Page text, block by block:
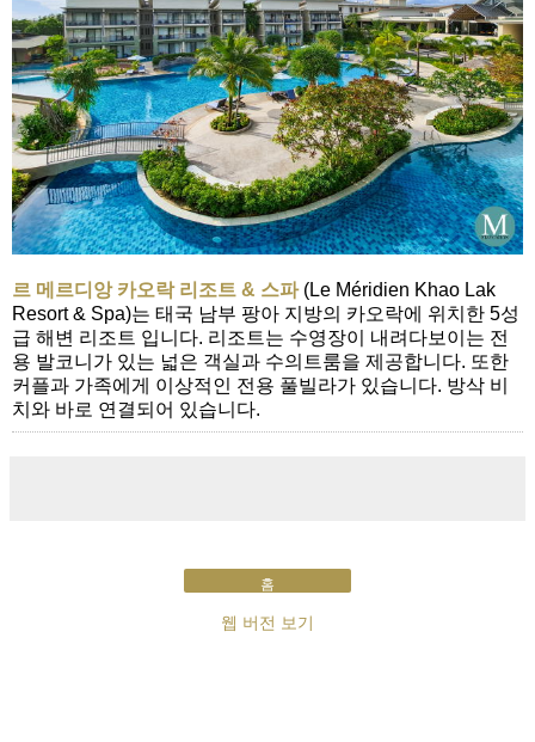
르 메르디앙 카오락 리조트 & 스파(Le Méridien Khao Lak
Resort & Spa)는 태국 남부 팡아 지방의 카오락에 위치한 5성
급 해변 리조트 입니다. 리조트는 수영장이 내려다보이는 전
용 발코니가 있는 넓은 객실과 수의트룸을 제공합니다. 또한
커플과 가족에게 이상적인 전용 풀빌라가 있습니다. 방삭 비
치와 바로 연결되어 있습니다.
홈
웹 버전 보기